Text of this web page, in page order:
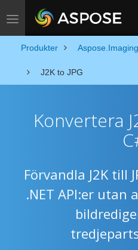
Toggle navigation
Produkter Aspose.Imaging
J2K to JPG
Konvertera
Förvandla J2K till
.NET API:er utan